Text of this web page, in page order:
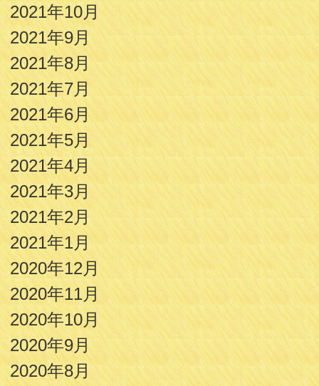
2021年10月
2021年9月
2021年8月
2021年7月
2021年6月
2021年5月
2021年4月
2021年3月
2021年2月
2021年1月
2020年12月
2020年11月
2020年10月
2020年9月
2020年8月